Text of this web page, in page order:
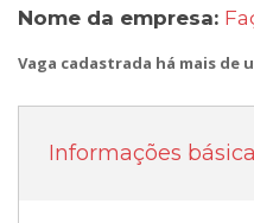
Nome da empresa:
Vaga cadastrada há mais de
Informações